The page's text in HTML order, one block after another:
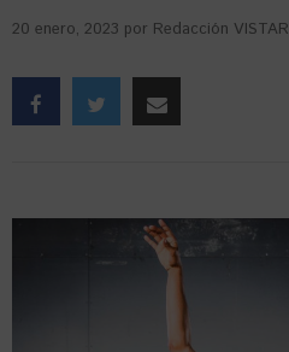
20 enero, 2023 por Redacción VISTAR